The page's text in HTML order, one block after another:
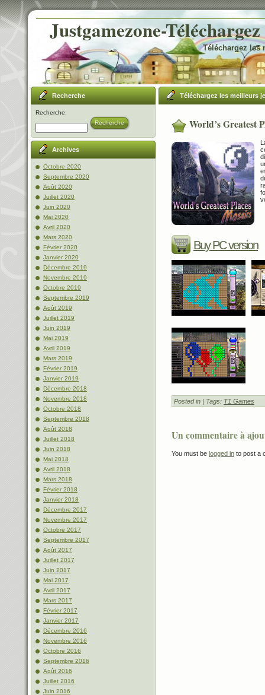
Justgamezone-
Téléchargez les
Recherche
Recherche:
Recherche
Archives
Octobre 2020
Septembre 2020
Août 2020
Juillet 2020
Juin 2020
Mai 2020
Avril 2020
Mars 2020
Février 2020
Janvier 2020
Décembre 2019
Novembre 2019
Octobre 2019
Septembre 2019
Août 2019
Juillet 2019
Juin 2019
Mai 2019
Avril 2019
Mars 2019
Février 2019
Janvier 2019
Décembre 2018
Novembre 2018
Octobre 2018
Septembre 2018
Août 2018
Juillet 2018
Juin 2018
Mai 2018
Avril 2018
Mars 2018
Février 2018
Janvier 2018
Décembre 2017
Novembre 2017
Octobre 2017
Septembre 2017
Août 2017
Juillet 2017
Juin 2017
Mai 2017
Avril 2017
Mars 2017
Février 2017
Janvier 2017
Décembre 2016
Novembre 2016
Octobre 2016
Septembre 2016
Août 2016
Juillet 2016
Juin 2016
Téléchargez les meilleurs
World’s Greatest
Buy PC version
Posted in | Tags: T1 Games
Un commentaire à
You must be logged in to post a